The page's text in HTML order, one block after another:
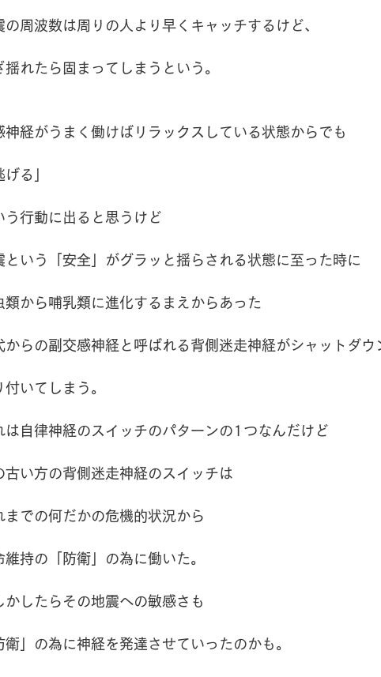
の周波数は周りの人より早くキャッチするけど、
揺れたら固まってしまうという。
神経がうまく働けばリラックスしている状態からでも
げる」
う行動に出ると思うけど
という「安全」がグラッと揺らされる状態に至った時に
類から哺乳類に進化するまえからあった
からの副交感神経と呼ばれる背側迷走神経がシャットダウ
付いてしまう。
は自律神経のスイッチのパターンの1つなんだけど
古い方の背側迷走神経のスイッチは
までの何だかの危機的状況から
維持の「防衛」の為に働いた。
かしたらその地震への敏感さも
衛」の為に神経を発達させていったのかも。